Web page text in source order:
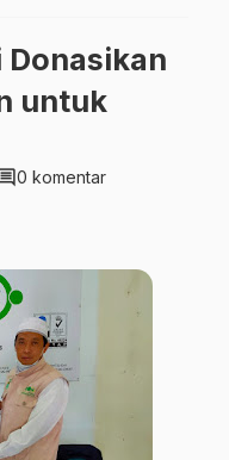
Donasikan
untuk
0 komentar